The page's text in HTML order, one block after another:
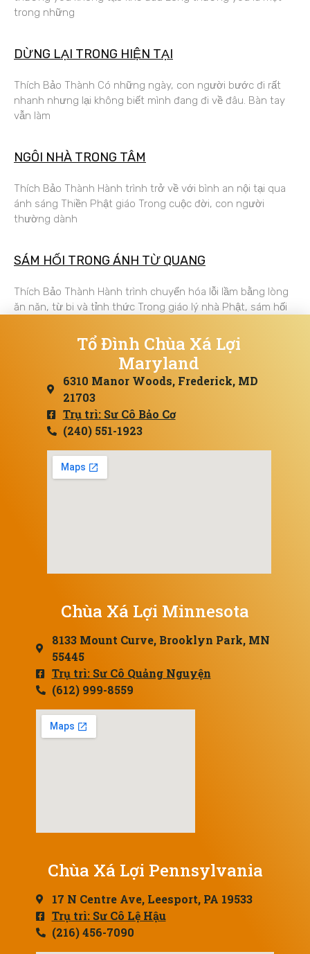
trong những
DỪNG LẠI TRONG HIỆN TẠI
Thích Bảo Thành Có những ngày, con người bước đi rất
nhanh nhưng lại không biết mình đang đi về đâu. Bàn tay
vẫn làm
NGÔI NHÀ TRONG TÂM
Thích Bảo Thành Hành trình trở về với bình an nội tại qua
ánh sáng Thiền Phật giáo Trong cuộc đời, con người
thường dành
SÁM HỐI TRONG ÁNH TỪ QUANG
Thích Bảo Thành Hành trình chuyển hóa lỗi lầm bằng lòng
ăn năn, từ bi và tỉnh thức Trong giáo lý nhà Phật, sám hối
Tổ Đình Chùa Xá Lợi
Maryland
6310 Manor Woods, Frederick, MD
21703
Trụ trì: Sư Cô Bảo Cơ
(240) 551-1923
Chùa Xá Lợi Minnesota
8133 Mount Curve, Brooklyn Park, MN
55445
Trụ trì: Sư Cô Quảng Nguyện
(612) 999-8559
Chùa Xá Lợi Pennsylvania
17 N Centre Ave, Leesport, PA 19533
Trụ trì: Sư Cô Lệ Hậu
(216) 456-7090